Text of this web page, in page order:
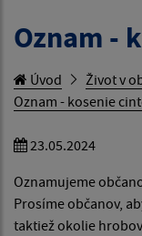
Oznam -
Úvod Život v
Oznam - kosenie
23.05.2024
Oznamujeme
Prosíme občanov,
taktiež okolie